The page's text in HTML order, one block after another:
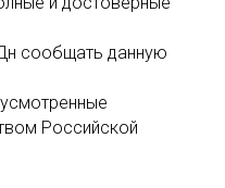
сообщать данную
Российской